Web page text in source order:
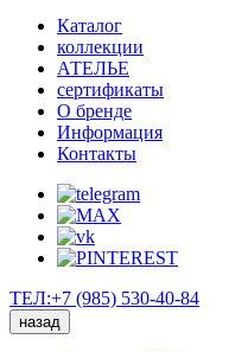
Каталог
коллекции
АТЕЛЬЕ
сертификаты
О бренде
Информация
Контакты
ТЕЛ:+7 (985) 530-40-84
назад